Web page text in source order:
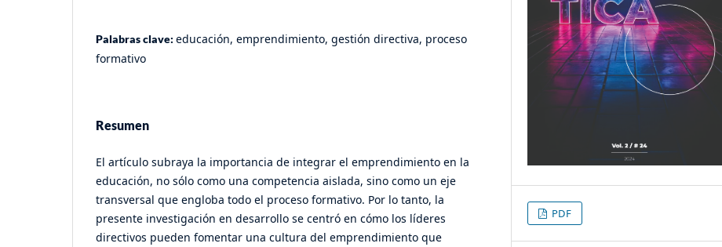
Palabras clave: educación, emprendimiento, gestión directiva, proceso
formativo
Resumen
El artículo subraya la importancia de integrar el emprendimiento en la
educación, no sólo como una competencia aislada, sino como un eje
transversal que engloba todo el proceso formativo. Por lo tanto, la
presente investigación en desarrollo se centró en cómo los líderes
directivos pueden fomentar una cultura del emprendimiento que
PDF